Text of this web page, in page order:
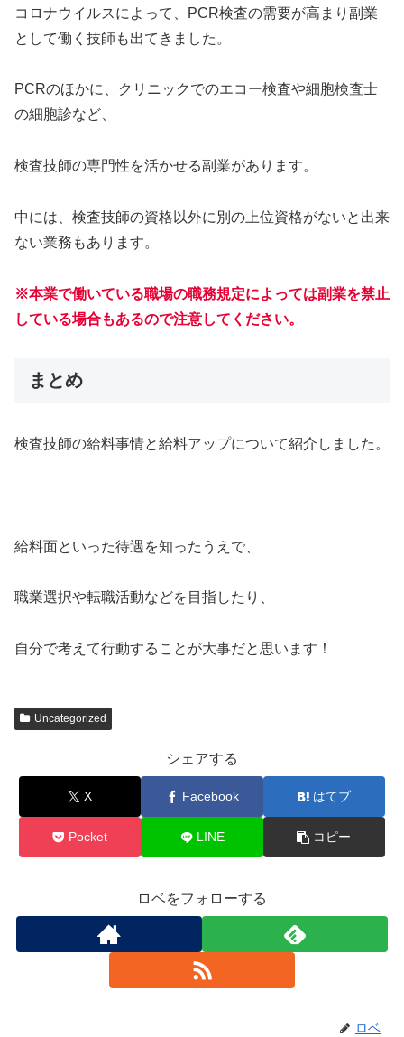
コロナウイルスによって、PCR検査の需要が高まり副業
として働く技師も出てきました。
PCRのほかに、クリニックでのエコー検査や細胞検査士
の細胞診など、
検査技師の専門性を活かせる副業があります。
中には、検査技師の資格以外に別の上位資格がないと出来
ない業務もあります。
※本業で働いている職場の職務規定によっては副業を禁止
している場合もあるので注意してください。
まとめ
検査技師の給料事情と給料アップについて紹介しました。
給料面といった待遇を知ったうえで、
職業選択や転職活動などを目指したり、
自分で考えて行動することが大事だと思います！
Uncategorized
シェアする
X Facebook はてブ
Pocket LINE コピー
ロベをフォローする
ロベ